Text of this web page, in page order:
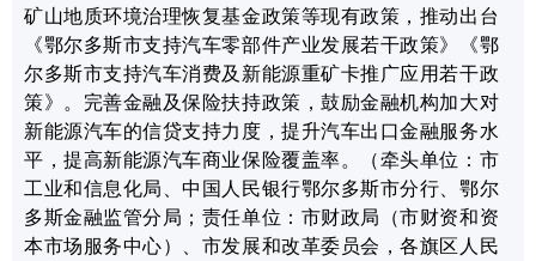
矿山地质环境治理恢复基金政策等现有政策，推动出台
《鄂尔多斯市支持汽车零部件产业发展若干政策》
《鄂
尔多斯市支持汽车消费及新能源重矿卡推广应用若干政
策》
。完善金融及保险扶持政策，鼓励金融机构加大对
新能源汽车的信贷支持力度，提升汽车出口金融服务水
平，提高新能源汽车商业保险覆盖率。
（牵头单位：市
工业和信息化局、中国人民银行鄂尔多斯市分行、鄂尔
多斯金融监管分局；责任单位：市财政局（市财资和资
本市场服务中心）、市发展和改革委员会，各旗区人民